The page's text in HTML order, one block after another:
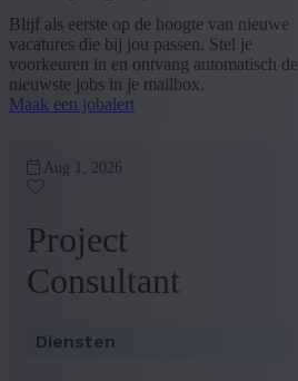
Blijf als eerste op de hoogte van nieuwe
vacatures die bij jou passen. Stel je
voorkeuren in en ontvang automatisch de
nieuwste jobs in je mailbox.
Maak een jobalert
Aug 1, 2026
Project
Consultant
Diensten